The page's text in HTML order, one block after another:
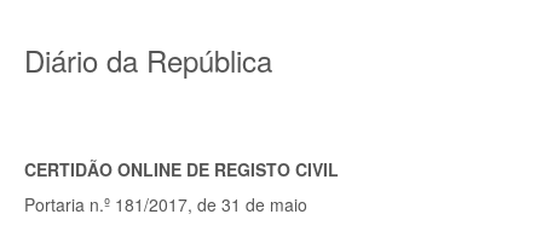
Diário da República
CERTIDÃO ONLINE DE REGISTO CIVIL
Portaria n.º 181/2017, de 31 de maio